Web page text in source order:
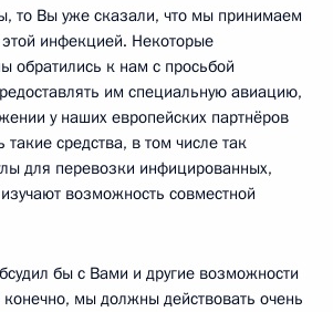
то Вы уже сказали, что мы принимаем
этой инфекцией. Некоторые
обратились к нам с просьбой
им специальную авиацию,
у наших европейских партнёров
такие средства, в том числе так
для перевозки инфицированных,
возможность совместной
бы с Вами и другие возможности
мы должны действовать очень